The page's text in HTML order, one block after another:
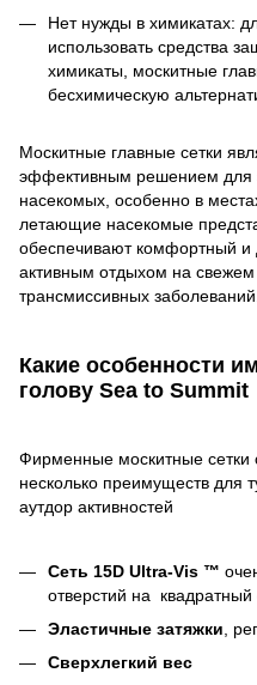
Нет нужды в химикатах:
использовать средства
химикаты, москитные
бесхимическую
Москитные главные сетки
эффективным решением для
насекомых, особенно в
летающие насекомые
обеспечивают комфортный и
активным отдыхом на
трансмиссивных заболеваний.
Какие особенности
голову Sea to Summit
Фирменные москитные сетки
несколько преимуществ для
аутдор активностей
Сеть 15D Ultra-Vis ™
отверстий на квадратный
Эластичные затяжки ,
Cверхлегкий вес